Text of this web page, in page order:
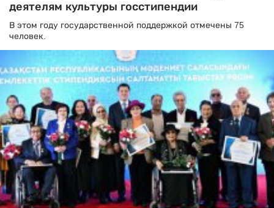
деятелям культуры госстипендии
В этом году государственной поддержкой отмечены 75
человек.